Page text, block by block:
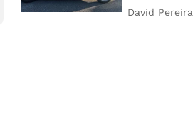
David Pereira